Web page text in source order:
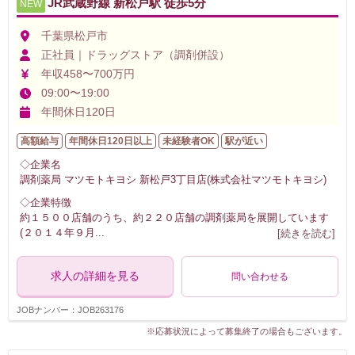
NEW JR武蔵野線 新松戸駅 徒歩5分
千葉県松戸市
正社員｜ドラッグストア（調剤併設）
年収458〜700万円
09:00〜19:00
年間休日120日
高額給与 年間休日120日以上 未経験者OK 駅が近い
◇企業名
調剤薬局 マツモトキヨシ 新松戸3丁目店(株式会社マツモトキヨシ)
◇企業特徴
約１５００店舗のうち、約２２０店舗の調剤薬局を展開しています
(２０１４年９月 ... [続きを読む]
求人の詳細を見る 問い合わせる
JOBナンバー：JOB263176
※応募状況によって募集終了の場合もございます。